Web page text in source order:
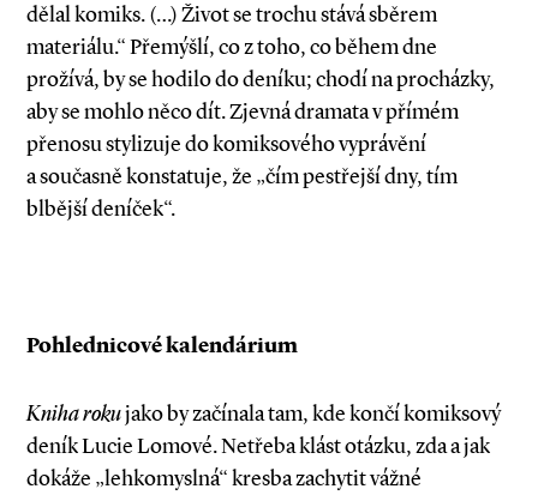
dělal komiks. (…) Život se trochu stává sběrem
materiálu.“ Přemýšlí, co z toho, co během dne
prožívá, by se hodilo do deníku; chodí na procházky,
aby se mohlo něco dít. Zjevná dramata v přímém
přenosu stylizuje do komiksového vyprávění
a současně konstatuje, že „čím pestřejší dny, tím
blbější deníček“.
Pohlednicové kalendárium
Kniha rokujako by začínala tam, kde končí komiksový
deník Lucie Lomové. Netřeba klást otázku, zda a jak
dokáže „lehkomyslná“ kresba zachytit vážné